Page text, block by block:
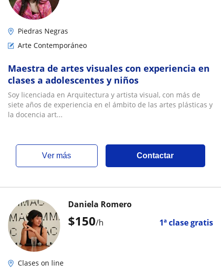
Piedras Negras
Arte Contemporáneo
Maestra de artes visuales con experiencia en
clases a adolescentes y niños
Soy licenciada en Arquitectura y artista visual, con más de
siete años de experiencia en el ámbito de las artes plásticas y
la docencia art...
ver más Contactar
$150/h 1ª clase gratis
Daniela Romero
Clases on line